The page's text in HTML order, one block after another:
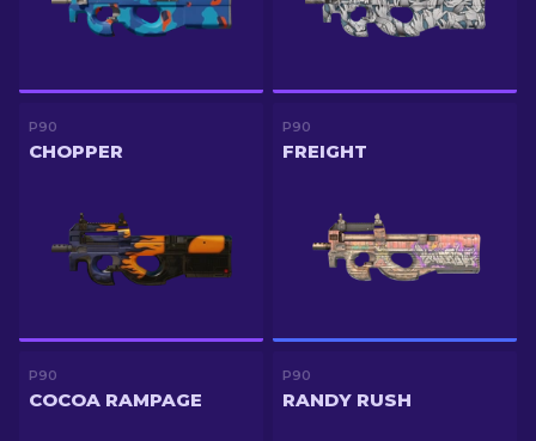
P90
CHOPPER
P90
FREIGHT
P90
COCOA RAMPAGE
P90
RANDY RUSH